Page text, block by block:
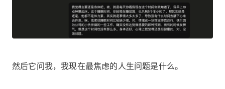
然后它问我，我现在最焦虑的人生问题是什么。